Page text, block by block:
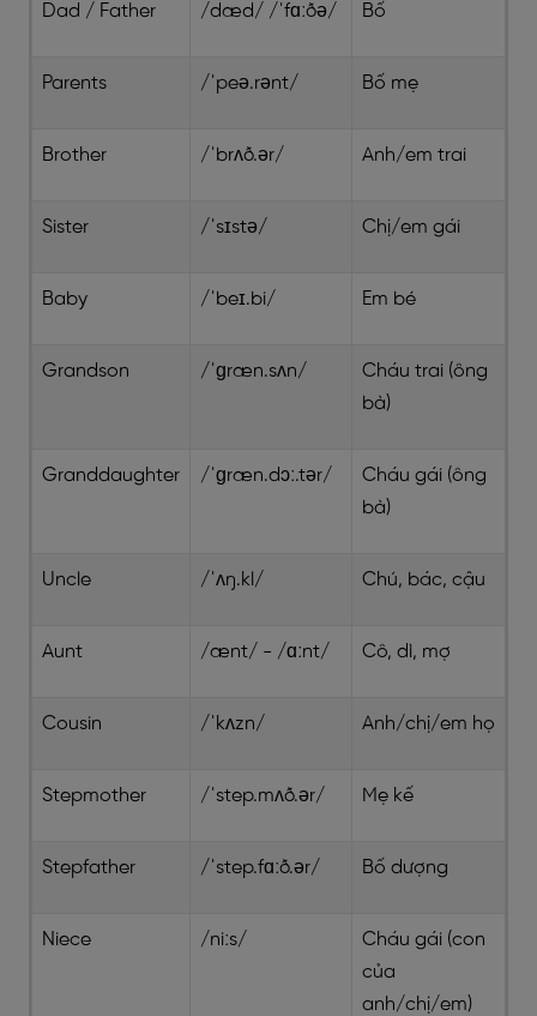
Dad / Father /dæd/ /ˈfɑːðə/ Bố
Parents /ˈpeə.rənt/ Bố mẹ
Brother /ˈbrʌð.ər/ Anh/em trai
Sister /ˈsɪstə/ Chị/em gái
Baby /ˈbeɪ.bi/ Em bé
Grandson /ˈɡræn.sʌn/
Cháu trai (ông
bà)
Granddaughter /ˈɡræn.dɔː.tər/
Cháu gái (ông
bà)
Uncle /ˈʌŋ.kl/ Chú, bác, cậu
Aunt /ænt/ - /ɑːnt/ Cô, dì, mợ
Cousin /ˈkʌzn/ Anh/chị/em họ
Stepmother /ˈstep.mʌð.ər/ Mẹ kế
Stepfather /ˈstep.fɑːð.ər/ Bố dượng
Niece /niːs/
Cháu gái (con
của
anh/chị/em)